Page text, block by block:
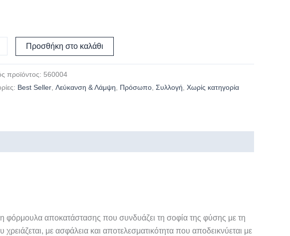
Προσθήκη στο καλάθι
προϊόντος: 560004
Best Seller Λεύκανση & Λάμψη Πρόσωπο Συλλογή Χωρίς κατηγορία
φόρμουλα αποκατάστασης που συνδυάζει τη σοφία της φύσης με τη
με ασφάλεια και αποτελεσματικότητα που αποδεικνύεται με